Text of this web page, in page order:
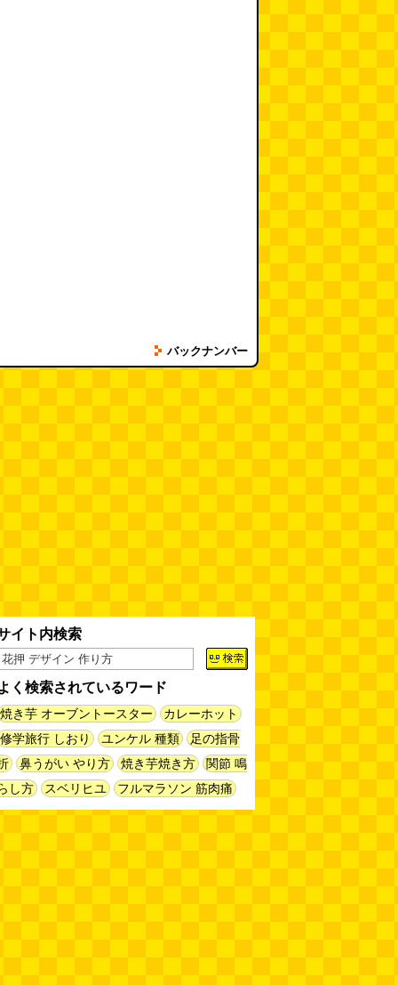
バックナンバー
イト内検索
く検索されているワード
焼き芋 オーブントースター
カレーホット
修学旅行 しおり
ユンケル 種類
足の指骨
鼻うがい やり方 焼き芋焼き方
関節 鳴
し方
スベリヒユ フルマラソン 筋肉痛